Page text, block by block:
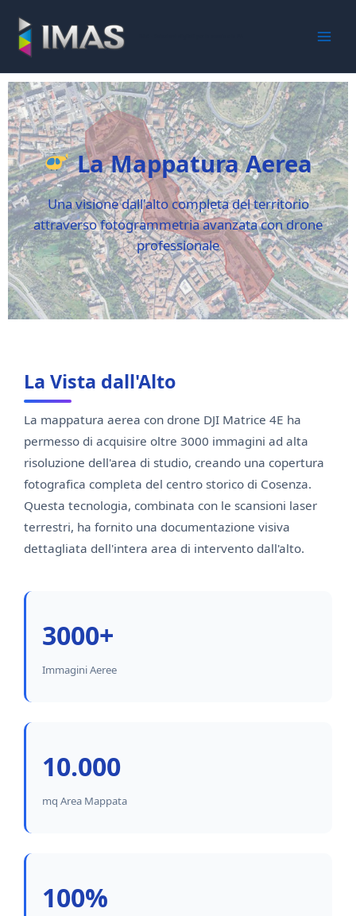
contenuto
La Mappatura Aerea
Una visione dall'alto completa del territorio
attraverso fotogrammetria avanzata con drone
professionale
La Vista dall'Alto
La mappatura aerea con drone DJI Matrice 4E ha
permesso di acquisire oltre 3000 immagini ad alta
risoluzione dell'area di studio, creando una copertura
fotografica completa del centro storico di Cosenza.
Questa tecnologia, combinata con le scansioni laser
terrestri, ha fornito una documentazione visiva
dettagliata dell'intera area di intervento dall'alto.
3000+
Immagini Aeree
10.000
mq Area Mappata
100%